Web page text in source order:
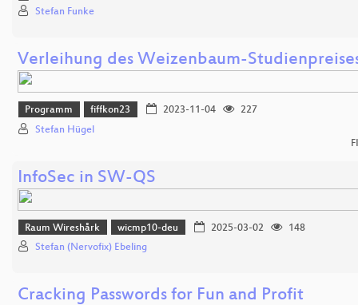
Stefan Funke
Verleihung des Weizenbaum-
Programm fiffkon23 2023-11-04
227
Stefan Hügel
InfoSec in SW-QS
Raum Wireshårk wicmp10-deu 2025-03-02
148
Stefan (Nervofix) Ebeling
Cracking Passwords for Fun and Profit